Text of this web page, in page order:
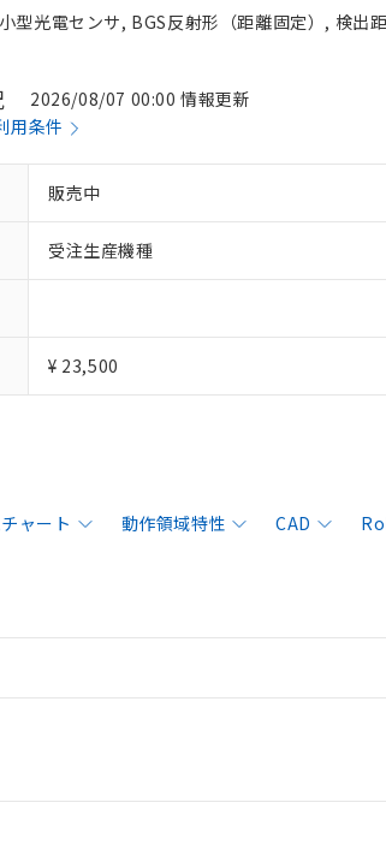
型光電センサ, BGS反射形（距離固定）, 検出
2026/08/07 00:00 情報更新
用条件
販売中
受注生産機種
¥ 23,500
ャート 動作領域特性 CAD